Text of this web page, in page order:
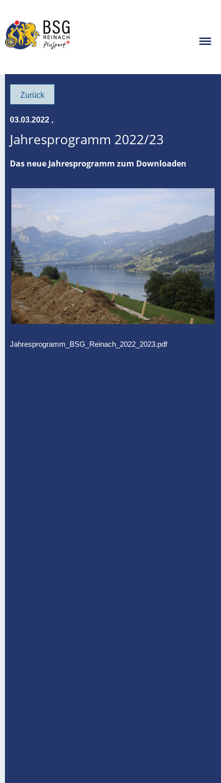
Zurück
03.03.2022 ,
Jahresprogramm 2022/23
Das neue Jahresprogramm zum Downloaden
Jahresprogramm_BSG_Reinach_2022_2023.pdf